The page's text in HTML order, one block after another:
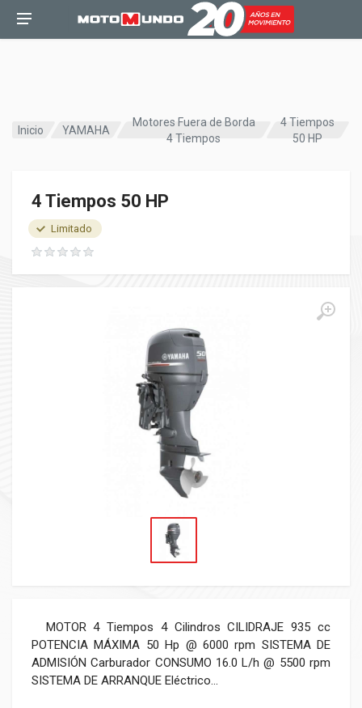
Inicio YAMAHA
Motores Fuera de Borda
4 Tiempos
4 Tiempos
50 HP
4 Tiempos 50 HP
Limitado
MOTOR 4 Tiempos 4 Cilindros CILIDRAJE 935 cc
POTENCIA MÁXIMA 50 Hp @ 6000 rpm SISTEMA DE
ADMISIÓN Carburador CONSUMO 16.0 L/h @ 5500 rpm
SISTEMA DE ARRANQUE Eléctrico...